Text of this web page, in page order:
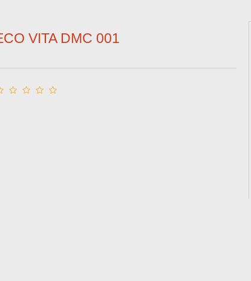
VITA DMC 001